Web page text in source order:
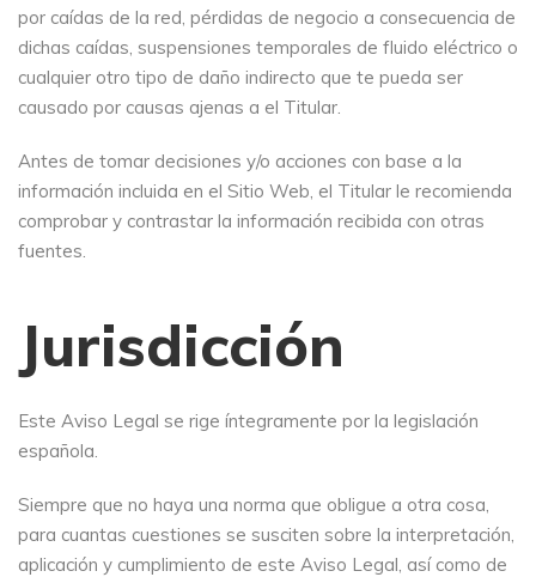
por caídas de la red, pérdidas de negocio a consecuencia de
dichas caídas, suspensiones temporales de fluido eléctrico o
cualquier otro tipo de daño indirecto que te pueda ser
causado por causas ajenas a el Titular.
Antes de tomar decisiones y/o acciones con base a la
información incluida en el Sitio Web, el Titular le recomienda
comprobar y contrastar la información recibida con otras
fuentes.
Jurisdicción
Este Aviso Legal se rige íntegramente por la legislación
española.
Siempre que no haya una norma que obligue a otra cosa,
para cuantas cuestiones se susciten sobre la interpretación,
aplicación y cumplimiento de este Aviso Legal, así como de